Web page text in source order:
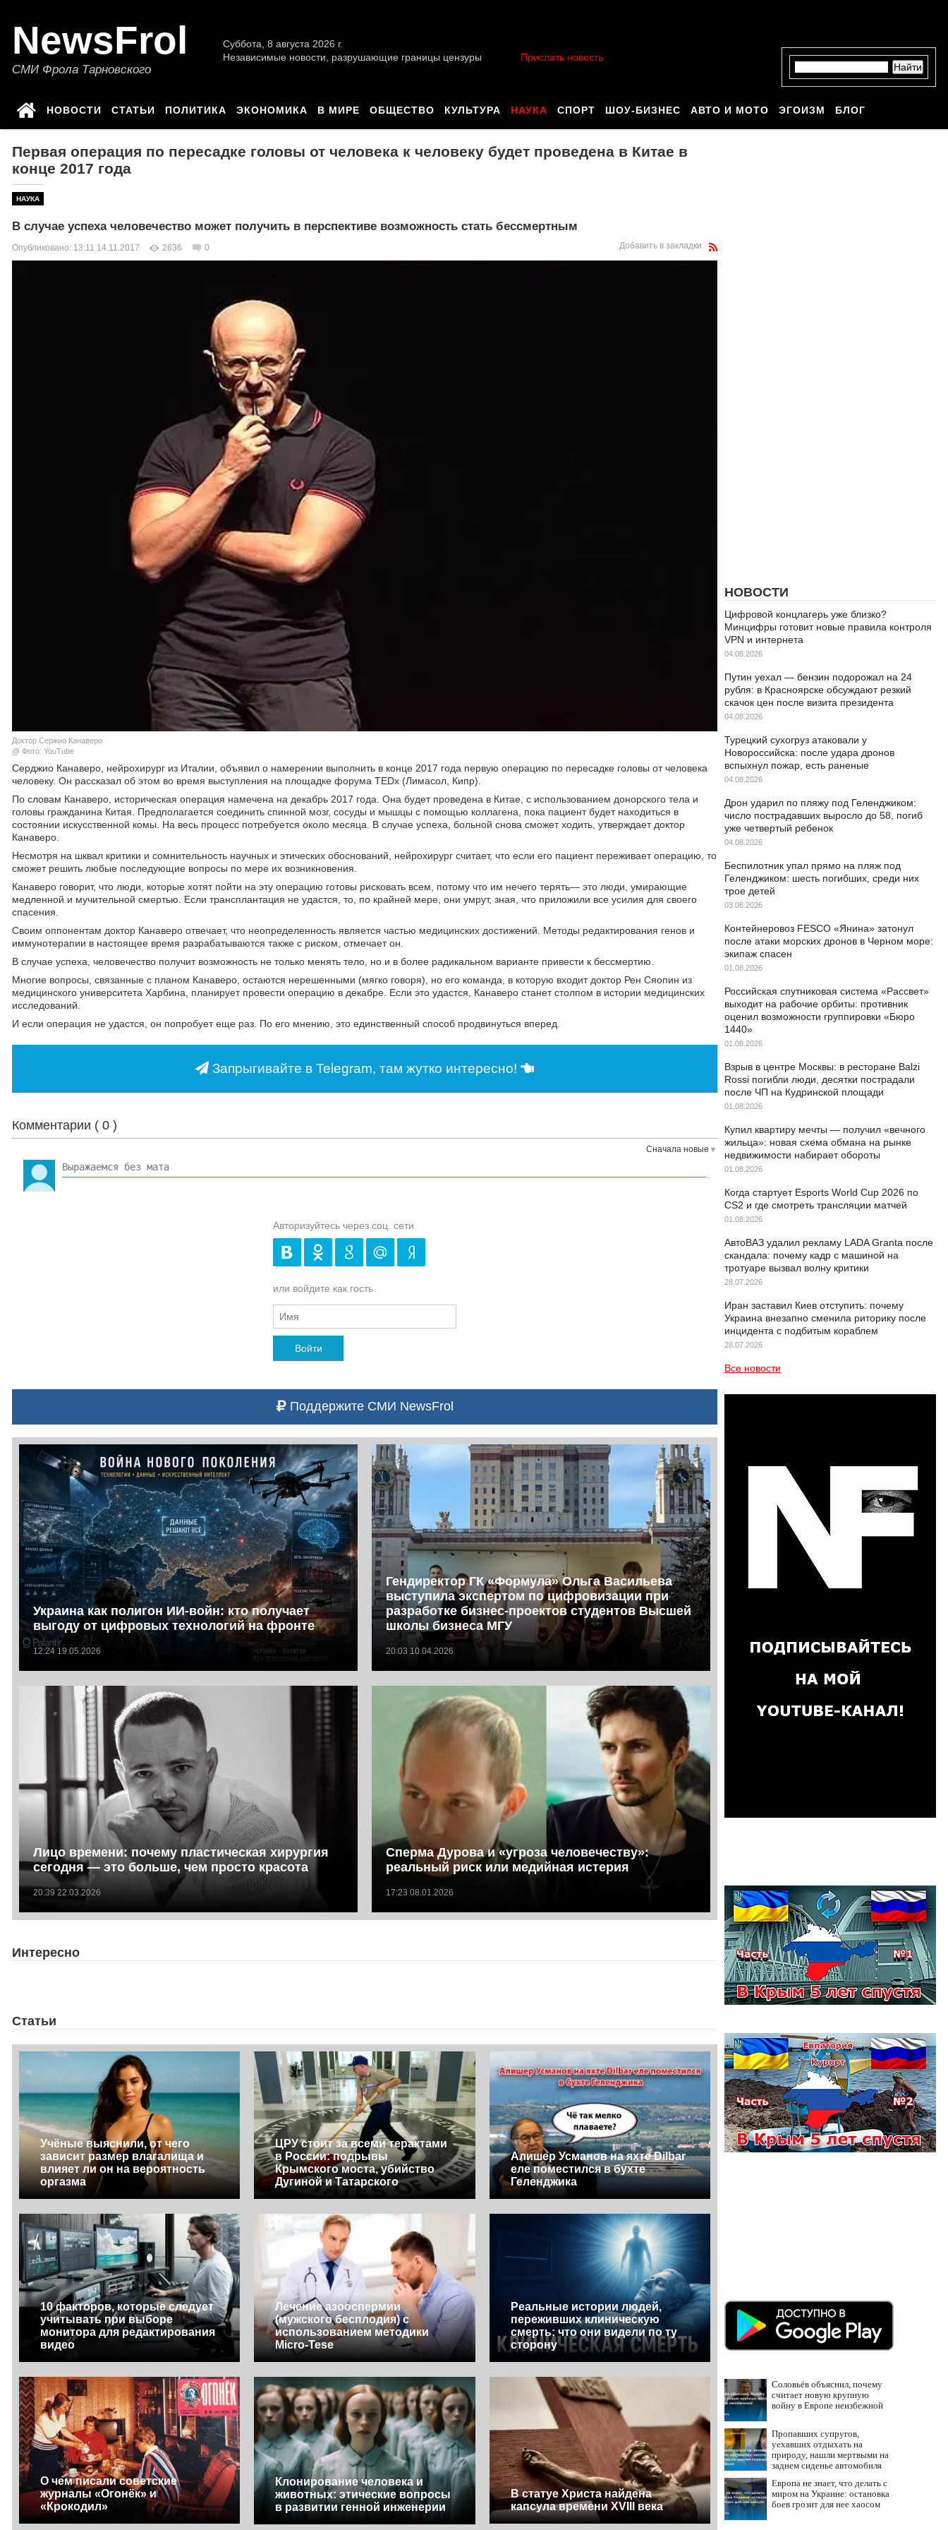
NewsFrol
СМИ Фрола Тарновского
Суббота, 8 августа 2026 г.
Независимые новости, разрушающие границы цензуры
Прислать новость
НОВОСТИ СТАТЬИ ПОЛИТИКА ЭКОНОМИКА В МИРЕ ОБЩЕСТВО КУЛЬТУРА НАУКА СПОРТ ШОУ-БИЗНЕС АВТО И МОТО ЭГОИЗМ БЛОГ
Первая операция по пересадке головы от человека к человеку будет проведена в Китае в
конце 2017 года
НАУКА
В случае успеха человечество может получить в перспективе возможность стать бессмертным
Опубликовано: 13:11 14.11.2017 2636 0 Добавить в закладки
Доктор Сержио Канаверо
@ Фото: YouTube
Серджио Канаверо, нейрохирург из Италии, объявил о намерении выполнить в конце 2017 года первую операцию по пересадке головы от человека
человеку. Он рассказал об этом во время выступления на площадке форума TEDх (Лимасол, Кипр).
По словам Канаверо, историческая операция намечена на декабрь 2017 года. Она будет проведена в Китае, с использованием донорского тела и
головы гражданина Китая. Предполагается соединить спинной мозг, сосуды и мышцы с помощью коллагена, пока пациент будет находиться в
состоянии искусственной комы. На весь процесс потребуется около месяца. В случае успеха, больной снова сможет ходить, утверждает доктор
Канаверо.
Несмотря на шквал критики и сомнительность научных и этических обоснований, нейрохирург считает, что если его пациент переживает операцию, то
сможет решить любые последующие вопросы по мере их возникновения.
Канаверо говорит, что люди, которые хотят пойти на эту операцию готовы рисковать всем, потому что им нечего терять— это люди, умирающие
медленной и мучительной смертью. Если трансплантация не удастся, то, по крайней мере, они умрут, зная, что приложили все усилия для своего
спасения.
Своим оппонентам доктор Канаверо отвечает, что неопределенность является частью медицинских достижений. Методы редактирования генов и
иммунотерапии в настоящее время разрабатываются также с риском, отмечает он.
В случае успеха, человечество получит возможность не только менять тело, но и в более радикальном варианте привести к бессмертию.
Многие вопросы, связанные с планом Канаверо, остаются нерешенными (мягко говоря), но его команда, в которую входит доктор Рен Сяопин из
медицинского университета Харбина, планирует провести операцию в декабре. Если это удастся, Канаверо станет столпом в истории медицинских
исследований.
И если операция не удастся, он попробует еще раз. По его мнению, это единственный способ продвинуться вперед.
Запрыгивайте в Telegram, там жутко интересно!
Комментарии ( 0 )
Сначала новые
Авторизуйтесь через соц. сети
или войдите как гость
Войти
Поддержите СМИ NewsFrol
Украина как полигон ИИ-войн: кто получает
выгоду от цифровых технологий на фронте
12:24 19.05.2026
Гендиректор ГК «Формула» Ольга Васильева
выступила экспертом по цифровизации при
разработке бизнес-проектов студентов Высшей
школы бизнеса МГУ
20:03 10.04.2026
Лицо времени: почему пластическая хирургия
сегодня — это больше, чем просто красота
20:39 22.03.2026
Сперма Дурова и «угроза человечеству»:
реальный риск или медийная истерия
17:23 08.01.2026
Интересно
Статьи
Учёные выяснили, от чего
зависит размер влагалища и
влияет ли он на вероятность
оргазма
ЦРУ стоит за всеми терактами
в России: подрывы
Крымского моста, убийство
Дугиной и Татарского
Алишер Усманов на яхте Dilbar
еле поместился в бухте
Геленджика
10 факторов, которые следует
учитывать при выборе
монитора для редактирования
видео
Лечение азооспермии
(мужского бесплодия) с
использованием методики
Micro-Tese
Реальные истории людей,
переживших клиническую
смерть: что они видели по ту
сторону
О чем писали советские
журналы «Огонёк» и
«Крокодил»
Клонирование человека и
животных: этические вопросы
в развитии генной инженерии
В статуе Христа найдена
капсула времени XVIII века
НОВОСТИ
Цифровой концлагерь уже близко?
Минцифры готовит новые правила контроля
VPN и интернета
04.08.2026
Путин уехал — бензин подорожал на 24
рубля: в Красноярске обсуждают резкий
скачок цен после визита президента
04.08.2026
Турецкий сухогруз атаковали у
Новороссийска: после удара дронов
вспыхнул пожар, есть раненые
04.08.2026
Дрон ударил по пляжу под Геленджиком:
число пострадавших выросло до 58, погиб
уже четвертый ребенок
04.08.2026
Беспилотник упал прямо на пляж под
Геленджиком: шесть погибших, среди них
трое детей
03.08.2026
Контейнеровоз FESCO «Янина» затонул
после атаки морских дронов в Черном море:
экипаж спасен
01.08.2026
Российская спутниковая система «Рассвет»
выходит на рабочие орбиты: противник
оценил возможности группировки «Бюро
1440»
01.08.2026
Взрыв в центре Москвы: в ресторане Balzi
Rossi погибли люди, десятки пострадали
после ЧП на Кудринской площади
01.08.2026
Купил квартиру мечты — получил «вечного
жильца»: новая схема обмана на рынке
недвижимости набирает обороты
01.08.2026
Когда стартует Esports World Cup 2026 по
CS2 и где смотреть трансляции матчей
01.08.2026
АвтоВАЗ удалил рекламу LADA Granta после
скандала: почему кадр с машиной на
тротуаре вызвал волну критики
28.07.2026
Иран заставил Киев отступить: почему
Украина внезапно сменила риторику после
инцидента с подбитым кораблем
28.07.2026
Все новости
Соловьёв объяснил, почему
считает новую крупную
войну в Европе неизбежной
Пропавших супругов,
уехавших отдыхать на
природу, нашли мертвыми на
заднем сиденье автомобиля
Европа не знает, что делать с
миром на Украине: остановка
боев грозит для нее хаосом